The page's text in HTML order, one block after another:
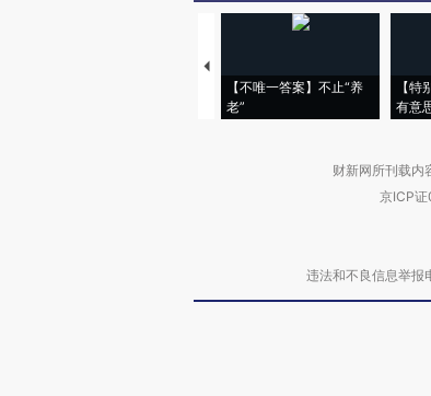
【不唯一答案】不止“养
老”
【
有意
财新网所刊载内
京ICP
违法和不良信息举